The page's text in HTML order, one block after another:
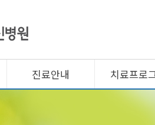
진료안내 치료프로